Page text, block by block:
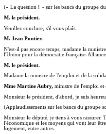
(« La question ! » sur les bancs du groupe
M. le président.
Veuillez conclure, s'il vous plaît.
M. Jean Pontier.
N'est-il pas encore temps, madame la
l'Union pour la démocratie française-
M. le président.
Madame la ministre de l'emploi et de la
Mme Martine Aubry, ministre de l'emploi et
Monsieur le président, d'abord, je suis
(Applaudissements sur les bancs du groupe
Monsieur le député, je tiens à vous rassurer.
l'économique et les moyens qui vont leur
logement, entre autres.